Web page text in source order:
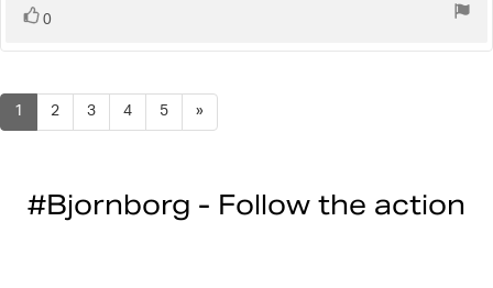
Äänestä
0
1 2 3 4 5 »
#Bjornborg - Follow the action